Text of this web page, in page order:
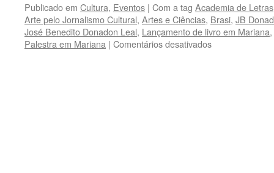
Publicado em Cultura, Eventos | Com a tag Academia de Letras
Arte pelo Jornalismo Cultural, Artes e Ciências, Brasi, JB
José Benedito Donadon Leal, Lançamento de livro em Mariana,
Palestra em Mariana | Comentários desativadosem